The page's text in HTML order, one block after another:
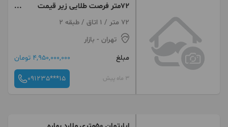
72متر فرصت طلایی زیر قیمت
سرمایه گذاری 10 ساله
72 متر / 1 اتاق / طبقه 2
تهران - بازار
مبلغ
4,950,000,000 تومان
3 ماه پیش 091235***15